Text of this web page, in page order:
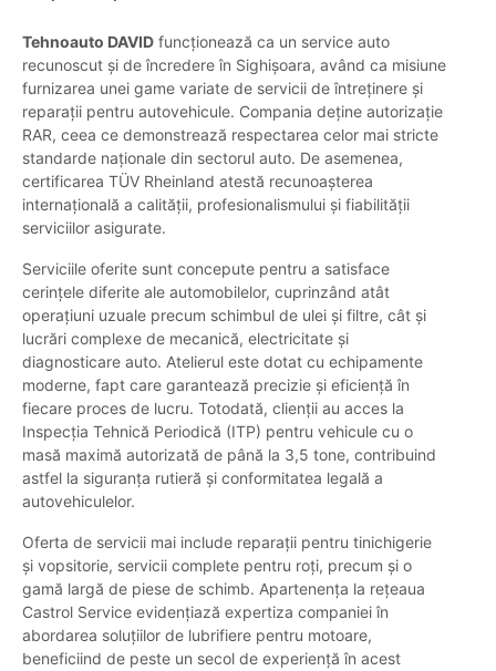
Tehnoauto DAVID funcționează ca un service auto
recunoscut și de încredere în Sighișoara, având ca misiune
furnizarea unei game variate de servicii de întreținere și
reparații pentru autovehicule. Compania deține autorizație
RAR, ceea ce demonstrează respectarea celor mai stricte
standarde naționale din sectorul auto. De asemenea,
certificarea TÜV Rheinland atestă recunoașterea
internațională a calității, profesionalismului și fiabilității
serviciilor asigurate.
Serviciile oferite sunt concepute pentru a satisface
cerințele diferite ale automobilelor, cuprinzând atât
operațiuni uzuale precum schimbul de ulei și filtre, cât și
lucrări complexe de mecanică, electricitate și
diagnosticare auto. Atelierul este dotat cu echipamente
moderne, fapt care garantează precizie și eficiență în
fiecare proces de lucru. Totodată, clienții au acces la
Inspecția Tehnică Periodică (ITP) pentru vehicule cu o
masă maximă autorizată de până la 3,5 tone, contribuind
astfel la siguranța rutieră și conformitatea legală a
autovehiculelor.
Oferta de servicii mai include reparații pentru tinichigerie
și vopsitorie, servicii complete pentru roți, precum și o
gamă largă de piese de schimb. Apartenența la rețeaua
Castrol Service evidențiază expertiza companiei în
abordarea soluțiilor de lubrifiere pentru motoare,
beneficiind de peste un secol de experiență în acest